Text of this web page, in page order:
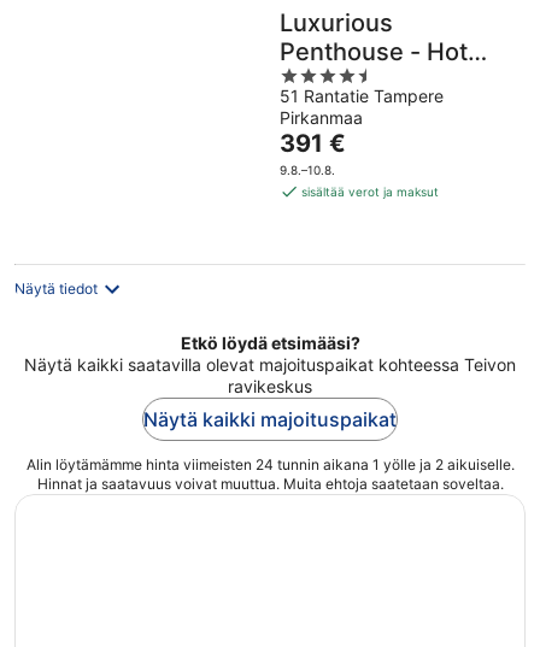
Luxurious
Penthouse - Hot
Tub & Sauna
4.5
out
of
5
51 Rantatie Tampere
Pirkanmaa
Hinta
on
391 €
391 €
9.8.–10.8.
sisältää verot ja maksut
Näytä tiedot
Etkö löydä etsimääsi?
Näytä kaikki saatavilla olevat majoituspaikat kohteessa Teivon
ravikeskus
Näytä kaikki majoituspaikat
Alin löytämämme hinta viimeisten 24 tunnin aikana 1 yölle ja 2 aikuiselle.
Hinnat ja saatavuus voivat muuttua. Muita ehtoja saatetaan soveltaa.